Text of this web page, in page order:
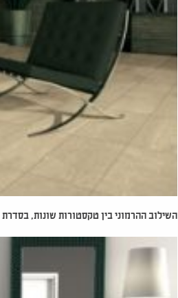
השילוב ההרמוני בין טקסטורות שונות, בסדרת